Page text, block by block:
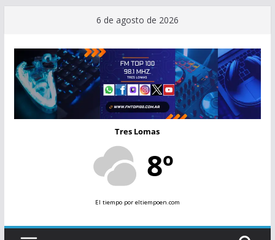
contenido
6 de agosto de 2026
Tres Lomas
8º
El tiempopor eltiempoen.com